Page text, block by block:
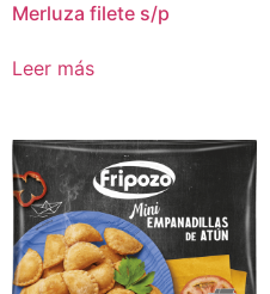
Merluza filete s/p
Leer más